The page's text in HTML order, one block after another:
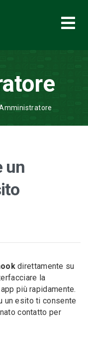
un
direttamente su
la
più rapidamente.
un esito ti consente
contatto per